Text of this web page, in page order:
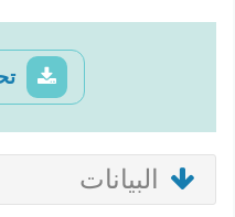
البيانات